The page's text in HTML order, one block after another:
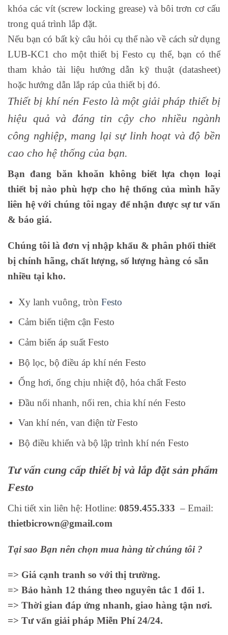
khóa các vít (screw locking grease) và bôi trơn cơ cấu
trong quá trình lắp đặt.
Nếu bạn có bất kỳ câu hỏi cụ thể nào về cách sử dụng
LUB-KC1 cho một thiết bị Festo cụ thể, bạn có thể
tham khảo tài liệu hướng dẫn kỹ thuật (datasheet)
hoặc hướng dẫn lắp ráp của thiết bị đó.
Thiết bị khí nén Festo là một giải pháp thiết bị
hiệu quả và đáng tin cậy cho nhiều ngành
công nghiệp, mang lại sự linh hoạt và độ bền
cao cho hệ thống của bạn.
Bạn đang băn khoăn không biết lựa chọn loại
thiết bị nào phù hợp cho hệ thống của mình hãy
liên hệ với chúng tôi ngay để nhận được sự tư vấn
& báo giá.
Chúng tôi là đơn vị nhập khẩu & phân phối thiết
bị chính hãng, chất lượng, số lượng hàng có sẵn
nhiều tại kho.
Xy lanh vuông, tròn Festo
Cảm biến tiệm cận Festo
Cảm biến áp suất Festo
Bộ lọc, bộ điều áp khí nén Festo
Ống hơi, ống chịu nhiệt độ, hóa chất Festo
Đầu nối nhanh, nối ren, chia khí nén Festo
Van khí nén, van điện từ Festo
Bộ điều khiển và bộ lập trình khí nén Festo
Tư vấn cung cấp thiết bị và lắp đặt sản phẩm
Festo
Chi tiết xin liên hệ: Hotline: 0859.455.333 – Email:
thietbicrown@gmail.com
Tại sao Bạn nên chọn mua hàng từ chúng tôi ?
=> Giá cạnh tranh so với thị trường.
=> Bảo hành 12 tháng theo nguyên tắc 1 đổi 1.
=> Thời gian đáp ứng nhanh, giao hàng tận nơi.
=> Tư vấn giải pháp Miễn Phí 24/24.